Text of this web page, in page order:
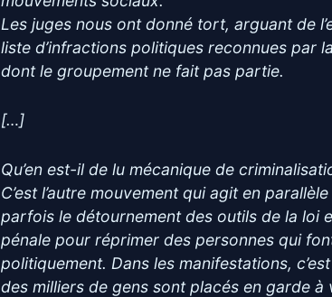
Les juges nous ont donné tort, arguant de
liste d’infractions politiques reconnues par
dont le groupement ne fait pas partie.
[…]
Qu’en est-il de lu mécanique de
C’est l’autre mouvement qui agit en
parfois le détournement des outils de la loi
pénale pour réprimer des personnes qui
politiquement. Dans les manifestations,
des milliers de gens sont placés en garde à